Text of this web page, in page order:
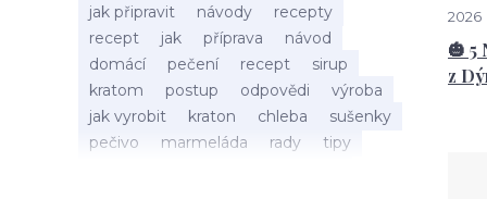
jak připravit návody
recepty
recept
jak příprava
návod
domácí
pečení recept
sirup
kratom
postup odpovědi
výroba
jak vyrobit
kraton chleba
sušenky
pečivo
marmeláda rady
tipy
🎃 5
z
2026